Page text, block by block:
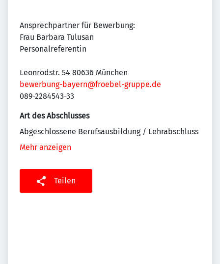
Ansprechpartner für Bewerbung:
Frau Barbara Tulusan
Personalreferentin
Leonrodstr. 54 80636 München
bewerbung-bayern@froebel-gruppe.de
089-2284543-33
Art des Abschlusses
Abgeschlossene Berufsausbildung / Lehrabschluss
Mehr anzeigen
Teilen